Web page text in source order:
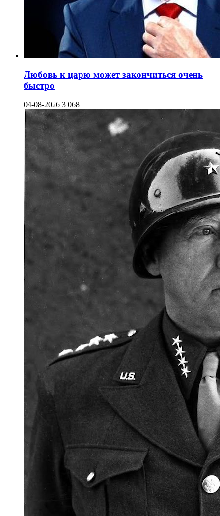
Любовь к царю может закончиться очень
быстро
04-08-2026 3 068